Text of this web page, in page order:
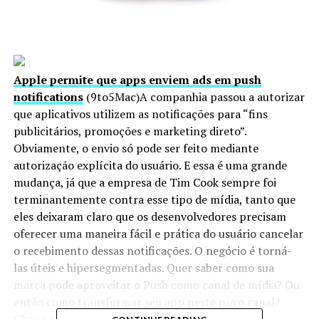
Apple permite que apps enviem ads em push
notifications (9to5Mac)A companhia passou a autorizar
que aplicativos utilizem as notificações para “fins
publicitários, promoções e marketing direto”.
Obviamente, o envio só pode ser feito mediante
autorização explícita do usuário. E essa é uma grande
mudança, já que a empresa de Tim Cook sempre foi
terminantemente contra esse tipo de mídia, tanto que
eles deixaram claro que os desenvolvedores precisam
oferecer uma maneira fácil e prática do usuário cancelar
o recebimento dessas notificações. O negócio é torná-
las úteis e hipersegmentadas. Quer saber como sua
marca pode aproveitar o Push como canal de mídia? Ou